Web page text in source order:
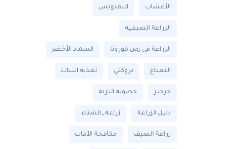
الأعشاب البقدونس
الزراعة الصيفية
الزراعة في زمن كورونا السماد الأخضر
النعناع بروكلي تغذية النبات
جرجير خصوبة التربة
دليل الزراعة زراعة_الشتاء
زراعة الصيف مكافحة الآفات